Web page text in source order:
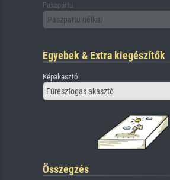
Paszpartu
Paszpartu nélkül
Egyebek & Extra kiegészítők
Képakasztó
Fűrészfogas akasztó
Összegzés